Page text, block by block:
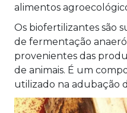
alimentos
Os biofertilizantes são
de fermentação
provenientes das
de animais. É um
utilizado na adubação